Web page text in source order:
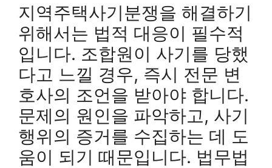
지역주택사기분쟁을 해결하기
위해서는 법적 대응이 필수적
입니다. 조합원이 사기를 당했
다고 느낄 경우, 즉시 전문 변
호사의 조언을 받아야 합니다.
문제의 원인을 파악하고, 사기
행위의 증거를 수집하는 데 도
움이 되기 때문입니다. 법무법